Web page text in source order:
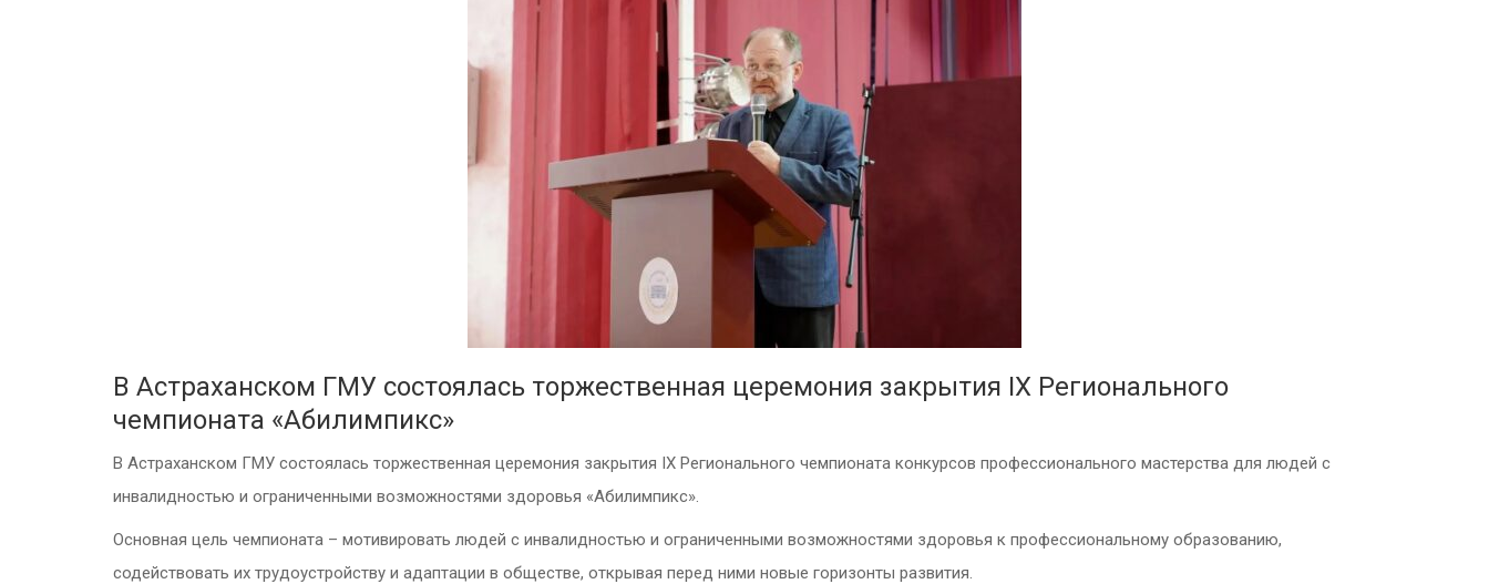
В Астраханском ГМУ состоялась торжественная церемония закрытия IX Регионального
чемпионата «Абилимпикс»
В Астраханском ГМУ состоялась торжественная церемония закрытия IX Регионального чемпионата конкурсов профессионального мастерства для людей с
инвалидностью и ограниченными возможностями здоровья «Абилимпикс».
Основная цель чемпионата – мотивировать людей c инвалидностью и ограниченными возможностями здоровья к профессиональному образованию,
содействовать их трудоустройству и адаптации в обществе, открывая перед ними новые горизонты развития.